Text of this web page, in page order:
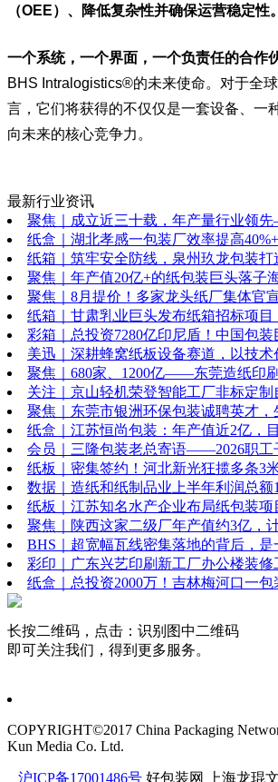
（OEE）、降低复杂性并确保运营稳定性。
一个系统，一个界面，一个负责任的合作
BHS Intralogistics®的未来使命。对于全
言，它们将获得的不仅仅是一套设备、一
向未来的核心竞争力。
最新行业资讯
聚焦｜成立近三十载，年产量行业领
纸盒｜湖北孝感一包装厂效率提高
纸箱｜筑牢安全防线，泉州玖龙包装打
聚焦｜年产值20亿+的纸包装巨头落子
聚焦｜8月提价！多家龙头纸厂集体官宣
纸箱｜甘肃乳业巨头发布纸箱招标项目
彩箱｜总投资7280亿印尼盾！中国包装
美迅｜深耕蜂窝纸板设备赛道，以技术
聚焦｜680家、1200亿——东莞造纸印
关注｜京山轻机荣登智能工厂非标定制
聚焦｜东莞市银洲环保包装诚聘英才，
纸盒｜江苏恒尚包装：年产值近2亿，
会员｜三隆包装老总寄语——2026职工
纸板｜密集签约！河北新光狂揽多条3
数据｜造纸和纸制品业上半年利润总额
纸板｜江苏知名水产企业布局纸包装项
聚焦｜陕西这家二级厂年产值约3亿，
BHS｜超宽幅瓦线密集落地的背后，是
彩印｜广东兴艺印刷新工厂办公楼装修
纸盒｜总投资2000万！吉林梅河口一包
长按二维码，点击：识别图中二维码
即可关注我们，得到更多服务。
COPYRIGHT©2017 China Packaging
Kun Media Co. Ltd.
沪ICP备17001486号 好包装网 上海龙琨